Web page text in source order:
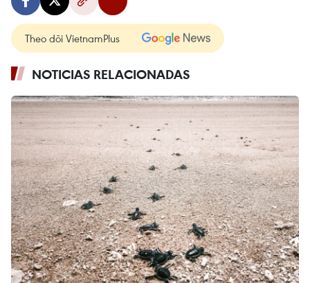
Theo dõi VietnamPlus
NOTICIAS RELACIONADAS